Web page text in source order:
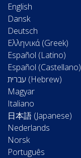
English
Dansk
Deutsch
Ελληνικά (Greek)
Español (Latino)
Español (Castellano)
Magyar
Italiano
日本語 (Japanese)
Nederlands
Norsk
Português